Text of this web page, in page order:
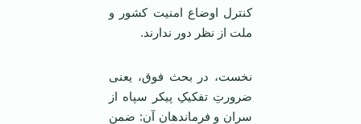
کنترل اوضاع امنیت کشور و
ملت از نظر دور ندارند.
نخست، در بحث فوق، یعنی
ضرورتِ تفکیکِ پیکر سپاه از
سرِان و فرماندهان آن: ضمن